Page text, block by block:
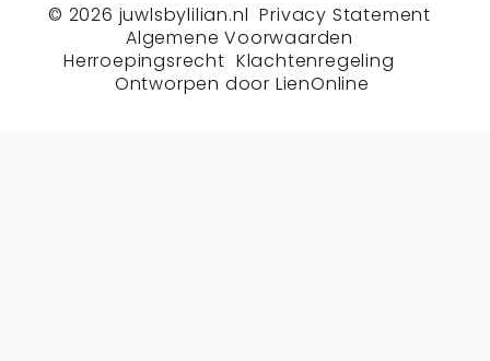
© 2026 juwlsbylilian.nl Privacy Statement
Algemene Voorwaarden
Herroepingsrecht Klachtenregeling
Ontworpen door LienOnline